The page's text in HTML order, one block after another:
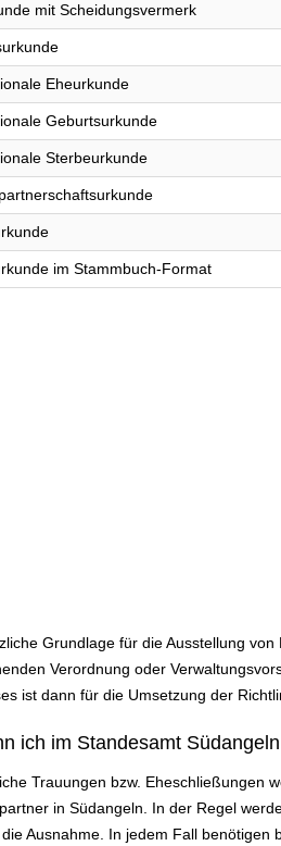
mit Scheidungsvermerk
Eheurkunde
Geburtsurkunde
Sterbeurkunde
im Stammbuch-Format
Grundlage für die Ausstellung
Verordnung oder
ist dann für die Umsetzung der
ich im Standesamt
Trauungen bzw. Eheschließungen
in Südangeln. In der Regel
Ausnahme. In jedem Fall